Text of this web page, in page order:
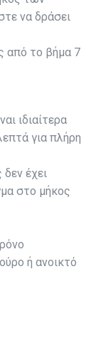
να δράσει
από το βήμα 7
ιδιαίτερα
για πλήρη
έχει
στο μήκος
ή ανοικτό